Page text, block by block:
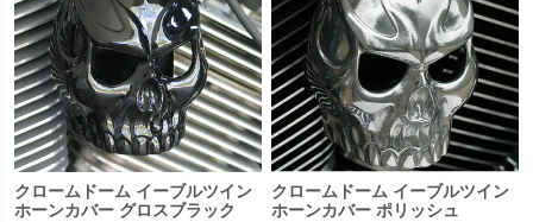
クロームドーム イーブルツイン
ホーンカバー グロスブラック
クロームドーム イーブルツイン
ホーンカバー ポリッシュ